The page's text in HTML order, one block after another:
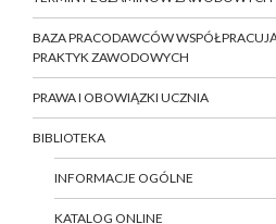
BAZA PRACODAWCÓW
PRAKTYK ZAWODOWYCH
PRAWA I OBOWIĄZKI UCZNIA
BIBLIOTEKA
INFORMACJE OGÓLNE
KATALOG ONLINE